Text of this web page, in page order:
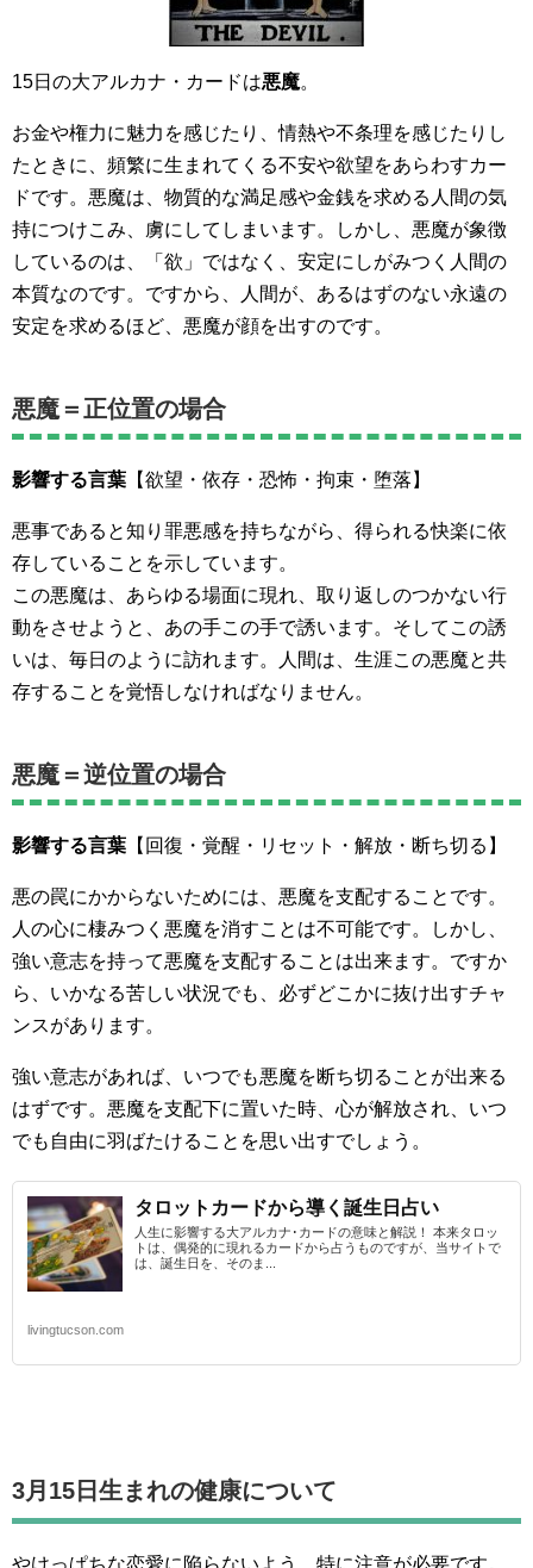
15日の大アルカナ・カードは悪魔。
お金や権力に魅力を感じたり、情熱や不条理を感じたりし
たときに、頻繁に生まれてくる不安や欲望をあらわすカー
ドです。悪魔は、物質的な満足感や金銭を求める人間の気
持につけこみ、虜にしてしまいます。しかし、悪魔が象徴
しているのは、「欲」ではなく、安定にしがみつく人間の
本質なのです。ですから、人間が、あるはずのない永遠の
安定を求めるほど、悪魔が顔を出すのです。
悪魔＝正位置の場合
影響する言葉 【欲望・依存・恐怖・拘束・堕落】
悪事であると知り罪悪感を持ちながら、得られる快楽に依
存していることを示しています。
この悪魔は、あらゆる場面に現れ、取り返しのつかない行
動をさせようと、あの手この手で誘います。そしてこの誘
いは、毎日のように訪れます。人間は、生涯この悪魔と共
存することを覚悟しなければなりません。
悪魔＝逆位置の場合
影響する言葉 【回復・覚醒・リセット・解放・断ち切る】
悪の罠にかからないためには、悪魔を支配することです。
人の心に棲みつく悪魔を消すことは不可能です。しかし、
強い意志を持って悪魔を支配することは出来ます。ですか
ら、いかなる苦しい状況でも、必ずどこかに抜け出すチャ
ンスがあります。
強い意志があれば、いつでも悪魔を断ち切ることが出来る
はずです。悪魔を支配下に置いた時、心が解放され、いつ
でも自由に羽ばたけることを思い出すでしょう。
タロットカードから導く誕生日占い
人生に影響する大アルカナ･カードの意味と解説！ 本来タロッ
トは、偶発的に現れるカードから占うものですが、当サイトで
は、誕生日を、そのま...
livingtucson.com
3月15日生まれの健康について
やけっぱちな恋愛に陥らないよう、特に注意が必要です。